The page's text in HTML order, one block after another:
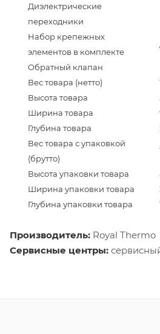
Диэлектрические
переходники
Набор крепежных
элементов в комплекте
Обратный клапан
Вес товара (нетто)
Высота товара
Ширина товара
Глубина товара
Вес товара с упаковкой
(брутто)
Высота упаковки товара
Ширина упаковки товара
Глубина упаковки товара
Производитель: Royal Thermo
Сервисные центры: